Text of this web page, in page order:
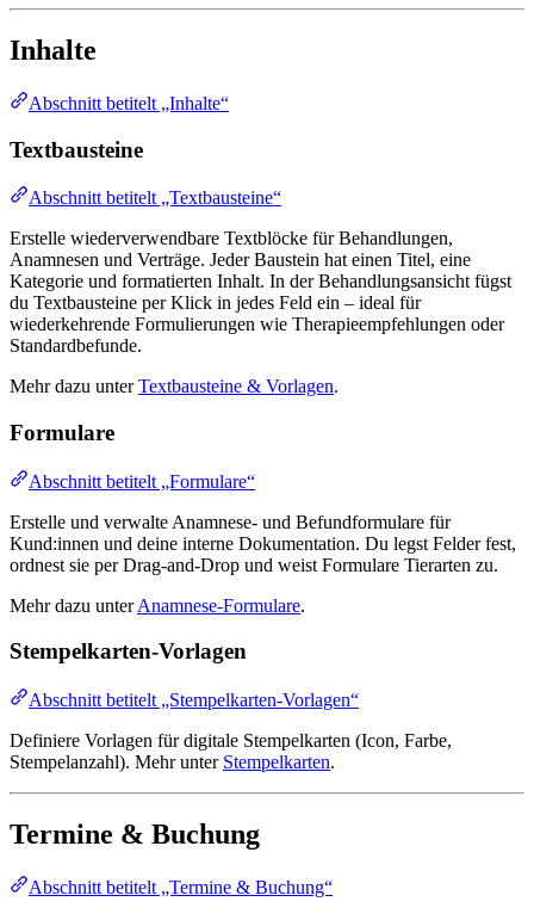
Inhalte
Abschnitt betitelt „Inhalte“
Textbausteine
Abschnitt betitelt „Textbausteine“
Erstelle wiederverwendbare Textblöcke für Behandlungen,
Anamnesen und Verträge. Jeder Baustein hat einen Titel, eine
Kategorie und formatierten Inhalt. In der Behandlungsansicht fügst
du Textbausteine per Klick in jedes Feld ein – ideal für
wiederkehrende Formulierungen wie Therapieempfehlungen oder
Standardbefunde.
Mehr dazu unterTextbausteine & Vorlagen.
Formulare
Abschnitt betitelt „Formulare“
Erstelle und verwalte Anamnese- und Befundformulare für
Kund:innen und deine interne Dokumentation. Du legst Felder fest,
ordnest sie per Drag-and-Drop und weist Formulare Tierarten zu.
Mehr dazu unterAnamnese-Formulare.
Stempelkarten-Vorlagen
Abschnitt betitelt „Stempelkarten-Vorlagen“
Definiere Vorlagen für digitale Stempelkarten (Icon, Farbe,
Stempelanzahl). Mehr unter Stempelkarten.
Termine & Buchung
Abschnitt betitelt „Termine & Buchung“